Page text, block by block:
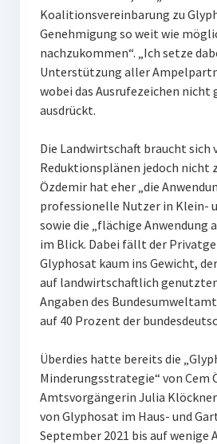
Koalitionsvereinbarung zu
Genehmigung so weit wie
nachzukommen“. „Ich setze
Unterstützung aller
wobei das Ausrufezeichen nicht
ausdrückt.
Die Landwirtschaft braucht sich
Reduktionsplänen jedoch nicht
Özdemir hat eher „die
professionelle Nutzer in Klein-
sowie die „flächige Anwendung
im Blick. Dabei fällt der
Glyphosat kaum ins Gewicht,
auf landwirtschaftlich
Angaben des
auf 40 Prozent der
Überdies hatte bereits die
Minderungsstrategie“ von Cem
Amtsvorgängerin Julia Klöckner
von Glyphosat im Haus- und
September 2021 bis auf wenige